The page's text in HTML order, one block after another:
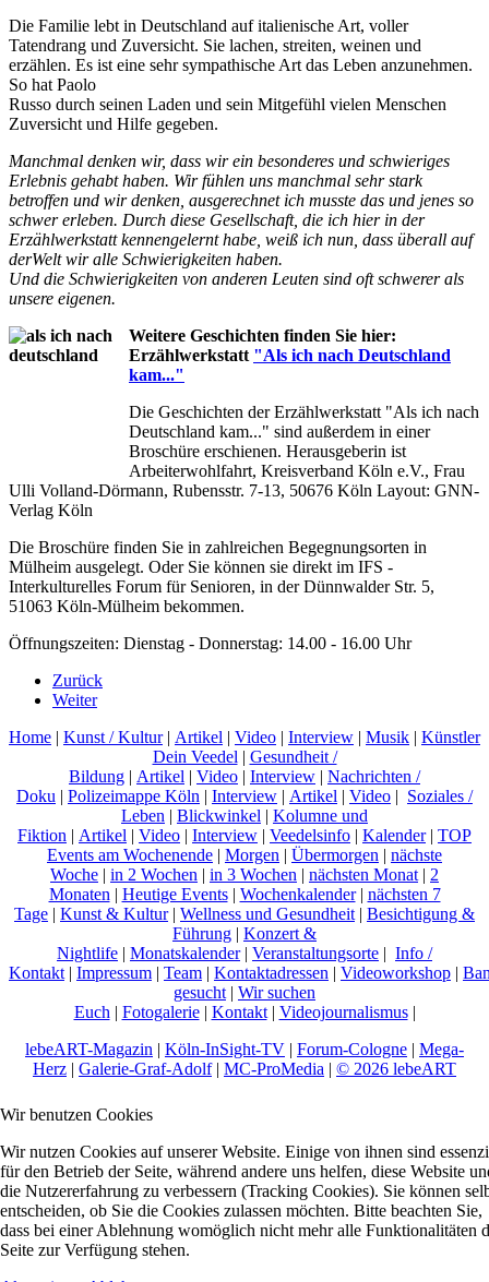
Die Familie lebt in Deutschland auf italienische Art, voller
Tatendrang und Zuversicht. Sie lachen, streiten, weinen und
erzählen. Es ist eine sehr sympathische Art das Leben anzunehmen.
So hat Paolo
Russo durch seinen Laden und sein Mitgefühl vielen Menschen
Zuversicht und Hilfe gegeben.
Manchmal denken wir, dass wir ein besonderes und schwieriges
Erlebnis gehabt haben. Wir fühlen uns manchmal sehr stark
betroffen und wir denken, ausgerechnet ich musste das und jenes so
schwer erleben. Durch diese Gesellschaft, die ich hier in der
Erzählwerkstatt kennengelernt habe, weiß ich nun, dass überall auf
derWelt wir alle Schwierigkeiten haben.
Und die Schwierigkeiten von anderen Leuten sind oft schwerer als
unsere eigenen.
Weitere Geschichten finden Sie hier:
Erzählwerkstatt "Als ich nach Deutschland
kam..."
Die Geschichten der Erzählwerkstatt "Als ich nach
Deutschland kam..." sind außerdem in einer
Broschüre erschienen. Herausgeberin ist
Arbeiterwohlfahrt, Kreisverband Köln e.V., Frau
Ulli Volland-Dörmann, Rubensstr. 7-13, 50676 Köln Layout: GNN-
Verlag Köln
Die Broschüre finden Sie in zahlreichen Begegnungsorten in
Mülheim ausgelegt. Oder Sie können sie direkt im IFS -
Interkulturelles Forum für Senioren, in der Dünnwalder Str. 5,
51063 Köln-Mülheim bekommen.
Öffnungszeiten: Dienstag - Donnerstag: 14.00 - 16.00 Uhr
Zurück
Weiter
Home | Kunst / Kultur| Artikel | Video | Interview | Musik | Künstler
Dein Veedel | Gesundheit /
Bildung | Artikel | Video | Interview | Nachrichten /
Doku | Polizeimappe Köln | Interview | Artikel | Video | Soziales /
Leben | Blickwinkel | Kolumne und
Fiktion | Artikel | Video | Interview | Veedelsinfo | Kalender| TOP
Events am Wochenende | Morgen | Übermorgen | nächste
Woche | in 2 Wochen | in 3 Wochen | nächsten Monat | 2
Monaten | Heutige Events| Wochenkalender| nächsten 7
Tage | Kunst & Kultur| Wellness und Gesundheit | Besichtigung &
Führung | Konzert &
Nightlife | Monatskalender| Veranstaltungsorte | Info /
Kontakt | Impressum | Team | Kontaktadressen | Videoworkshop |
gesucht | Wir suchen
Euch | Fotogalerie| Kontakt| Videojournalismus|
lebeART-Magazin | Köln-InSight-TV | Forum-Cologne | Mega-
Herz | Galerie-Graf-Adolf| MC-ProMedia | © 2026 lebeART
Wir benutzen Cookies
Wir nutzen Cookies auf unserer Website. Einige von ihnen sind
für den Betrieb der Seite, während andere uns helfen, diese Website
die Nutzererfahrung zu verbessern (Tracking Cookies). Sie können
entscheiden, ob Sie die Cookies zulassen möchten. Bitte beachten Sie,
dass bei einer Ablehnung womöglich nicht mehr alle Funktionalitäten
Seite zur Verfügung stehen.